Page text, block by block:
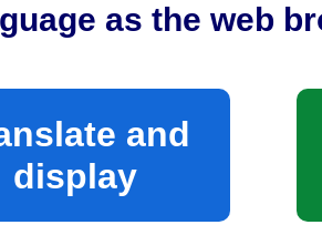
as the web
and
display